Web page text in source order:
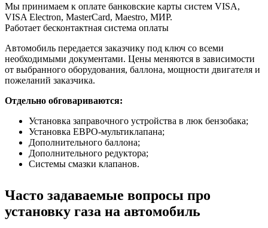
Мы принимаем к оплате банковские карты систем VISA,
VISA Electron, MasterCard, Maestro, МИР.
Работает бесконтактная система оплаты
Автомобиль передается заказчику под ключ со всеми
необходимыми документами. Цены меняются в зависимости
от выбранного оборудования, баллона, мощности двигателя и
пожеланий заказчика.
Отдельно обговариваются:
Установка заправочного устройства в люк бензобака;
Установка ЕВРО-мультиклапана;
Дополнительного баллона;
Дополнительного редуктора;
Системы смазки клапанов.
Часто задаваемые вопросы про
установку газа на автомобиль